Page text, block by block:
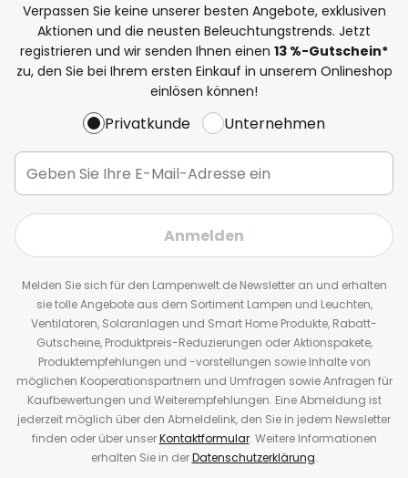
Verpassen Sie keine unserer besten Angebote, exklusiven
Aktionen und die neusten Beleuchtungstrends. Jetzt
registrieren und wir senden Ihnen einen 13 %-Gutschein*
zu, den Sie bei Ihrem ersten Einkauf in unserem Onlineshop
einlösen können!
Privatkunde Unternehmen
Anmelden
Melden Sie sich für den Lampenwelt.de Newsletter an und erhalten
sie tolle Angebote aus dem Sortiment Lampen und Leuchten,
Ventilatoren, Solaranlagen und Smart Home Produkte, Rabatt-
Gutscheine, Produktpreis-Reduzierungen oder Aktionspakete,
Produktempfehlungen und -vorstellungen sowie Inhalte von
möglichen Kooperationspartnern und Umfragen sowie Anfragen für
Kaufbewertungen und Weiterempfehlungen. Eine Abmeldung ist
jederzeit möglich über den Abmeldelink, den Sie in jedem Newsletter
finden oder über unserKontaktformular. Weitere Informationen
erhalten Sie in derDatenschutzerklärung.